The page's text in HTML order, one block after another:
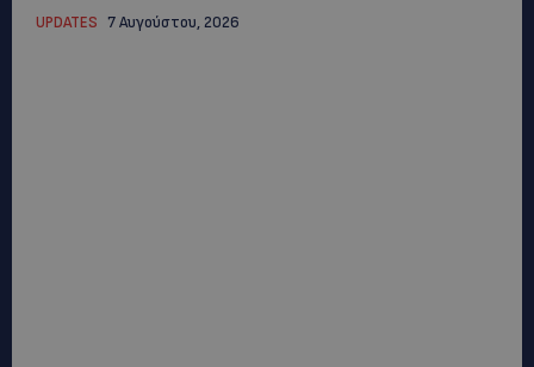
UPDATES 7 Αυγούστου, 2026